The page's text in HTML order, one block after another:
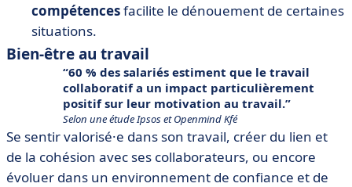
compétencesfacilite le dénouement de certaines
situations.
Bien-être au travail
60 % des salariés estiment que le travail
collaboratif a un impact particulièrement
positif sur leur motivation au travail.
Selon une étude Ipsos et Openmind Kfé
Se sentir valorisé·e dans son travail, créer du lien et
de la cohésion avec ses collaborateurs, ou encore
évoluer dans un environnement de confiance et de